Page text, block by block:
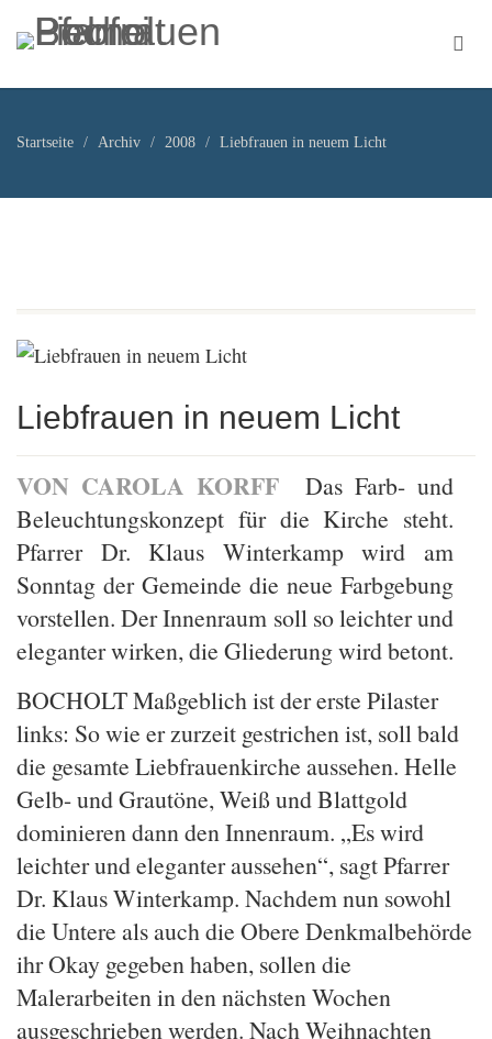
Startseite Archiv 2008 Liebfrauen in neuem Licht
Liebfrauen in neuem Licht
VON CAROLA KORFF Das Farb- und
Beleuchtungskonzept für die Kirche steht.
Pfarrer Dr. Klaus Winterkamp wird am
Sonntag der Gemeinde die neue Farbgebung
vorstellen. Der Innenraum soll so leichter und
eleganter wirken, die Gliederung wird betont.
BOCHOLT Maßgeblich ist der erste Pilaster
links: So wie er zurzeit gestrichen ist, soll bald
die gesamte Liebfrauenkirche aussehen. Helle
Gelb- und Grautöne, Weiß und Blattgold
dominieren dann den Innenraum. „Es wird
leichter und eleganter aussehen“, sagt Pfarrer
Dr. Klaus Winterkamp. Nachdem nun sowohl
die Untere als auch die Obere Denkmalbehörde
ihr Okay gegeben haben, sollen die
Malerarbeiten in den nächsten Wochen
ausgeschrieben werden. Nach Weihnachten